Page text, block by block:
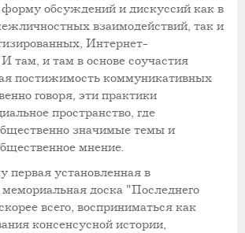
форму обсуждений и дискуссий как в
взаимодействий, так и
Интернет-
там, и там в основе соучастия
постижимость коммуникативных
говоря, эти практики
пространство, где
значимые темы и
мнение.
первая установленная в
доска "Последнего
всего, восприниматься как
консенсусной истории,